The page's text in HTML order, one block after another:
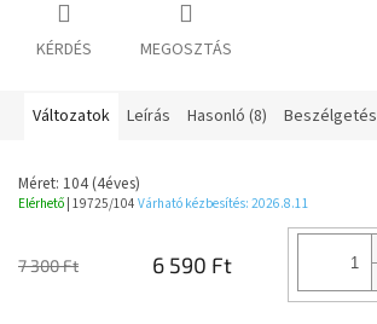
KÉRDÉS MEGOSZTÁS
Változatok Leírás Hasonló (8) Beszélgetés
Méret: 104 (4éves)
Elérhető | 19725/104 Várható kézbesítés: 2026.8.11
7 300 Ft 6 590 Ft